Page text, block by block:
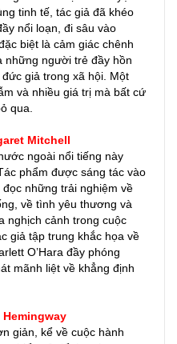
tinh tế, tác giả đã khéo
nổi loạn, đi sâu vào
biệt là cảm giác chênh
những người trẻ đầy hồn
giả trong xã hội. Một
và nhiều giá trị mà bất cứ
qua.
Mitchell
ngoài nổi tiếng này
phẩm được sáng tác vào
những trải nghiệm về
về tình yêu thương và
nghịch cảnh trong cuộc
giả tập trung khắc họa về
O’Hara đầy phóng
mãnh liệt về khẳng định
Hemingway
giản, kể về cuộc hành